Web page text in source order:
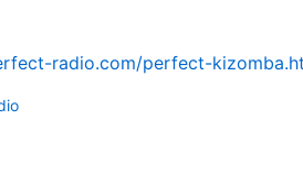
radio.com/perfect-